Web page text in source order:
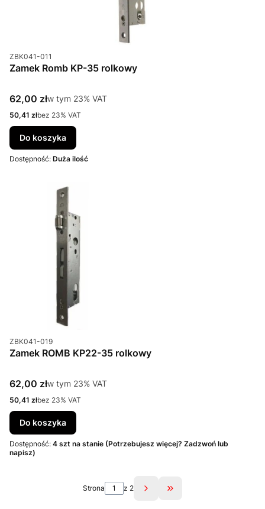
Kod produktu
ZBK041-011
Zamek Romb KP-35 rolkowy
Cena brutto
62,00 złw tym %s VAT
w tym 23% VAT
Cena netto
50,41 złbez 23% VAT
Do koszyka
Dostępność: Duża ilość
Kod produktu
ZBK041-019
Zamek ROMB KP22-35 rolkowy
Cena brutto
62,00 złw tym %s VAT
w tym 23% VAT
Cena netto
50,41 złbez 23% VAT
Do koszyka
Dostępność: 4 szt na stanie (Potrzebujesz więcej? Zadzwoń lub
napisz)
Strona z 2 Przejdź do ostatniej